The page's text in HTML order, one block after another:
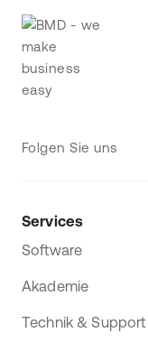
Folgen Sie uns
Services
Software
Akademie
Technik & Support